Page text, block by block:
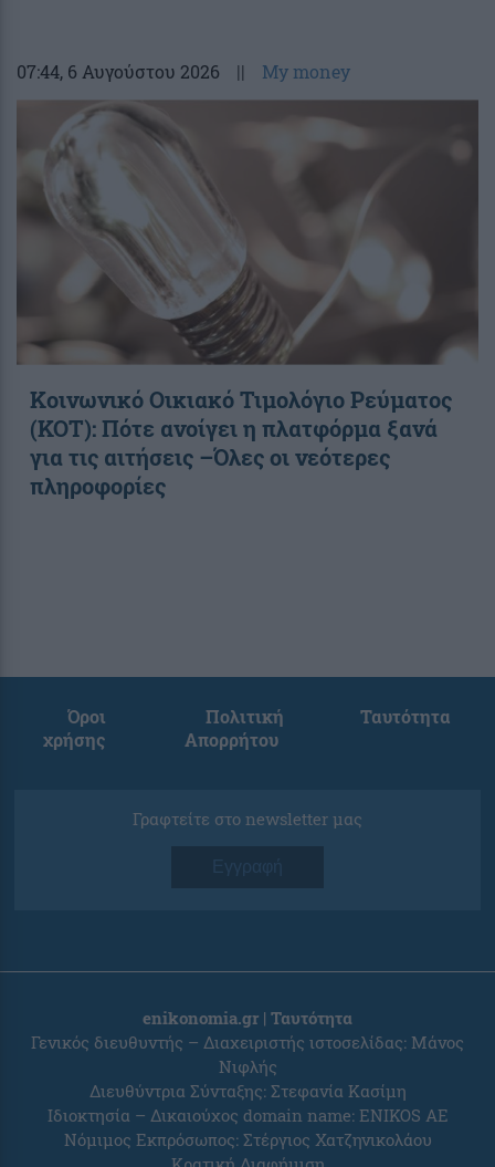
07:44, 6 Αυγούστου 2026 || My money
Κοινωνικό Οικιακό Τιμολόγιο Ρεύματος
(ΚΟΤ): Πότε ανοίγει η πλατφόρμα ξανά
για τις αιτήσεις –Όλες οι νεότερες
πληροφορίες
Όροι
χρήσης
Πολιτική
Απορρήτου
Ταυτότητα
Γραφτείτε στο newsletter μας
Εγγραφή
enikonomia.gr | Ταυτότητα
Γενικός διευθυντής – Διαχειριστής ιστοσελίδας: Μάνος
Νιφλής
Διευθύντρια Σύνταξης: Στεφανία Κασίμη
Ιδιοκτησία – Δικαιούχος domain name: ENIKOS AE
Νόμιμος Εκπρόσωπος: Στέργιος Χατζηνικολάου